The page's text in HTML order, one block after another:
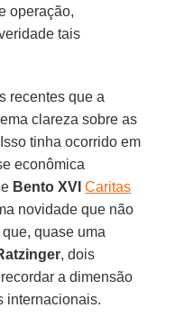
operação,
tais
recentes que a
clareza sobre as
tinha ocorrido em
econômica
Bento XVI Caritas
novidade que não
quase uma
, dois
a dimensão
internacionais.